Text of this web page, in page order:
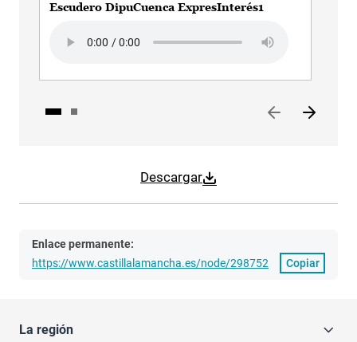
Descargar
Escudero DipuCuenca ExpresInterés1
Enlace permanente:
https://www.castillalamancha.es/node/298752
Copiar
La región